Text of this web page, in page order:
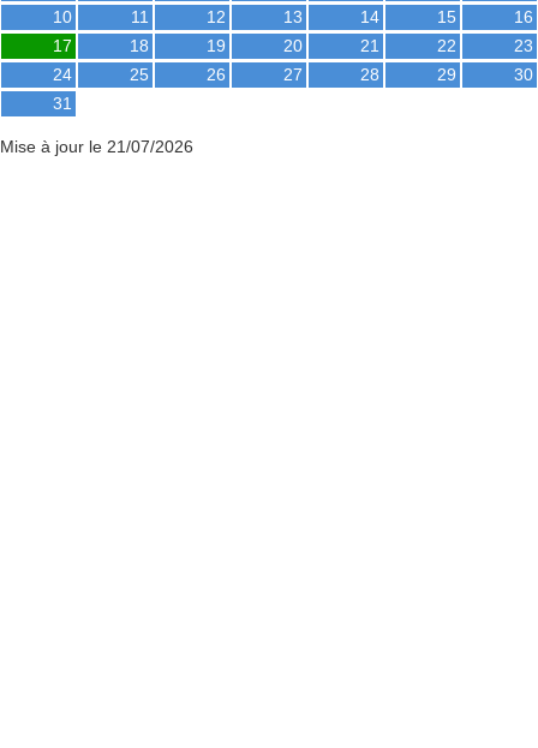
10
11 12 13 14 15
16
17
18 19 20 21 22
23
24
25 26 27 28 29
30
31
Mise à jour le 21/07/2026